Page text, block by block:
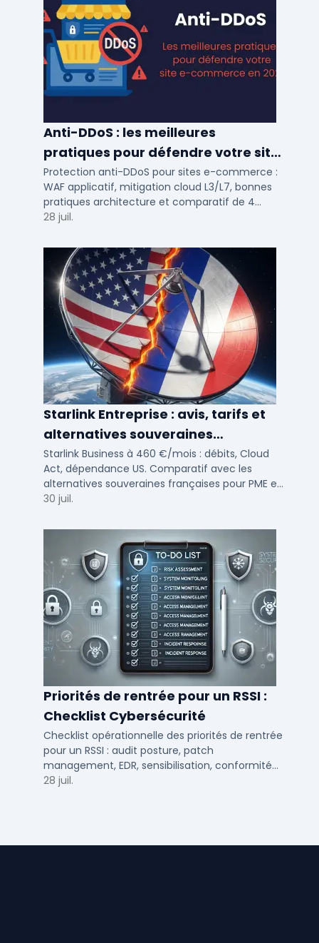
Anti-DDoS : les meilleures
pratiques pour défendre votre site
e-commerce en 2025
Protection anti-DDoS pour sites e-commerce :
WAF applicatif, mitigation cloud L3/L7, bonnes
pratiques architecture et comparatif de 4
solutions testees par des DSI en 2025.
28 juil.
Starlink Entreprise : avis, tarifs et
alternatives souveraines
françaises 2026
Starlink Business à 460 €/mois : débits, Cloud
Act, dépendance US. Comparatif avec les
alternatives souveraines françaises pour PME et
ETI multi-sites. Avis terrain et critères de choix
30 juil.
Priorités de rentrée pour un RSSI :
Checklist Cybersécurité
Checklist opérationnelle des priorités de rentrée
pour un RSSI : audit posture, patch
management, EDR, sensibilisation, conformité
NIS2 et plan de continuité.
28 juil.